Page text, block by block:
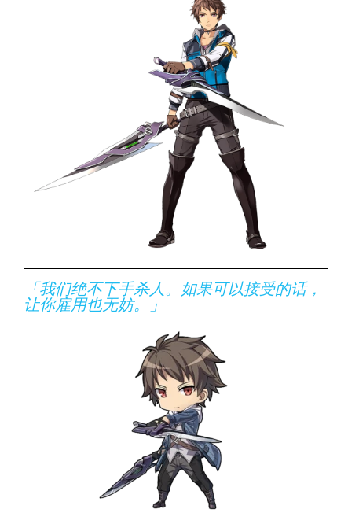
「我们绝不下手杀人。如果可以接受的话，
让你雇用也无妨。」